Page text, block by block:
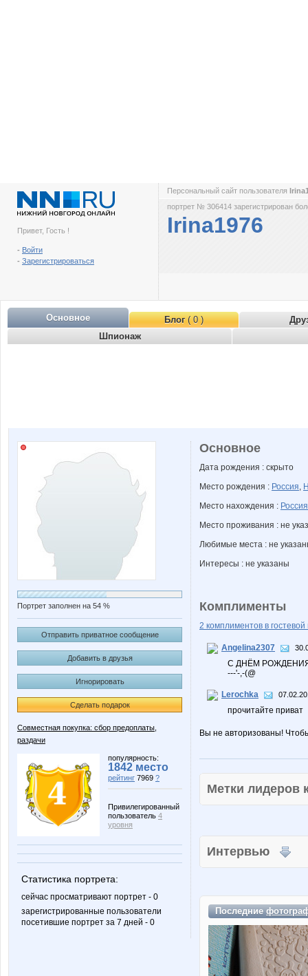
Привет, Гость !
- Войти
- Зарегистрироваться
Персональный сайт пользователя
портрет № 306414 зарегистрирован
Irina1976
Основное Блог( 0 )
Шпионаж
Портрет заполнен на 54 %
Отправить приватное сообщение
Добавить в друзья
Игнорировать
Сделать подарок
Совместная покупка: сбор предоплаты,
раздачи
популярность:
1842 место
рейтинг 7969 ?
Привилегированный
пользователь 4
уровня
Статистика портрета:
сейчас просматривают портрет - 0
зарегистрированные пользователи
посетившие портрет за 7 дней - 0
Основное
Дата рождения : скрыто
Место рождения : Россия,
Место нахождения : Россия
Место проживания : не
Любимые места : не
Интересы : не указаны
Комплименты
2 комплиментов в гостевой
Angelina2307
С ДНЁМ
---'-,-(@
Lerochka
прочитайте приват
Вы не авторизованы!
Метки
Интервью
Последние